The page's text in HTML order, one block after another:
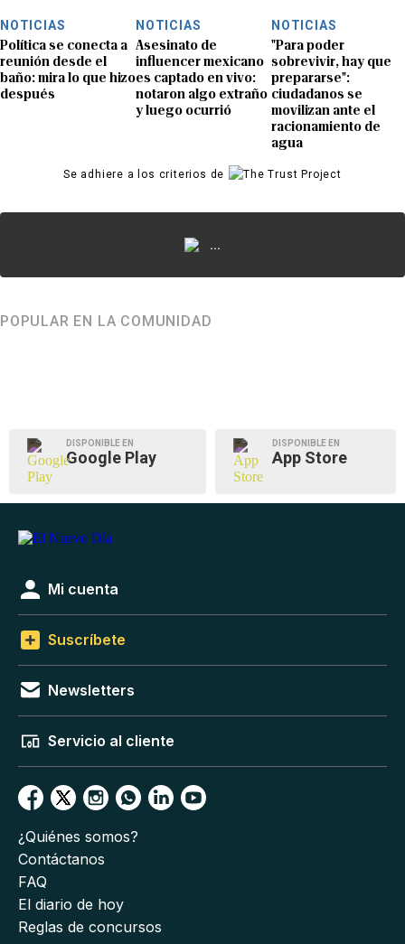
NOTICIAS
Política se conecta a
reunión desde el
baño: mira lo que hizo
después
NOTICIAS
Asesinato de
influencer mexicano
es captado en vivo:
notaron algo extraño
y luego ocurrió
NOTICIAS
"Para poder
sobrevivir, hay que
prepararse":
ciudadanos se
movilizan ante el
racionamiento de
agua
Se adhiere a los criterios de
...
POPULAR EN LA COMUNIDAD
DISPONIBLE EN
Google Play
DISPONIBLE EN
App Store
Mi cuenta
Suscríbete
Newsletters
Servicio al cliente
¿Quiénes somos?
Contáctanos
FAQ
El diario de hoy
Reglas de concursos